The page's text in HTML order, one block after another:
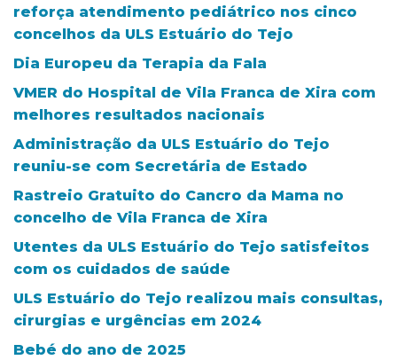
reforça atendimento pediátrico nos cinco
concelhos da ULS Estuário do Tejo
Dia Europeu da Terapia da Fala
VMER do Hospital de Vila Franca de Xira com
melhores resultados nacionais
Administração da ULS Estuário do Tejo
reuniu-se com Secretária de Estado
Rastreio Gratuito do Cancro da Mama no
concelho de Vila Franca de Xira
Utentes da ULS Estuário do Tejo satisfeitos
com os cuidados de saúde
ULS Estuário do Tejo realizou mais consultas,
cirurgias e urgências em 2024
Bebé do ano de 2025